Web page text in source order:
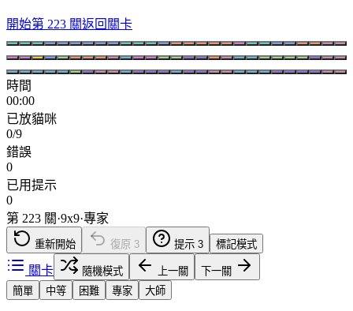
開始第 223 關返回關卡
時間
00:00
已放貓咪
0/9
錯誤
0
已用提示
0
第 223 關·9x9·專家
重新開始 復原 3 提示 3 標記模式
關卡 隨機模式 上一關
下一關
簡單
中等 困難 專家 大師